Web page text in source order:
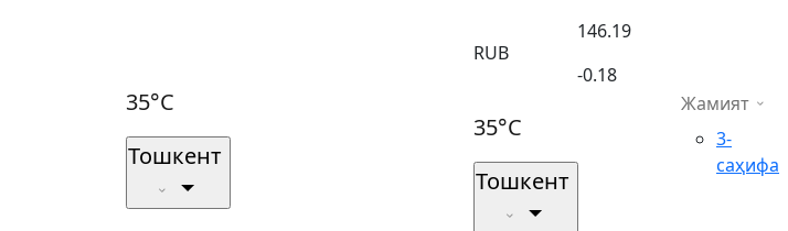
35°C
Тошкент
RUB
146.19
-0.18
35°C
Тошкент
Жамият
3-
саҳифа